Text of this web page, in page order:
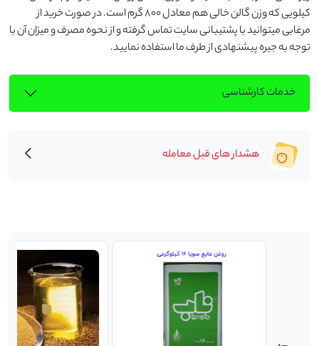
کیلویی که وزن گالن خالی هم معادل 800 گرم است. در صورت خرید از
توجه به جیره پیشنهادی از طرف ما استفاده نمایید.
خدمات کارشناسی
هشدار های قبل معامله